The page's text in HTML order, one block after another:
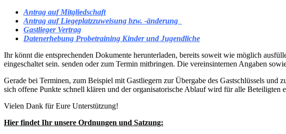
Antrag auf Mitgliedschaft
Antrag auf Liegeplatzzuweisung bzw. -änderung
Gastlieger Vertrag
Datenerhebung Probetraining Kinder und Jugendliche
Ihr könnt die entsprechenden Dokumente herunterladen, bereits soweit wie möglich
eingeschaltet sein. senden oder zum Termin mitbringen. Die vereinsinternen Angaben
Gerade bei Terminen, zum Beispiel mit Gastliegern zur Übergabe des Gastschlüssels
sich offene Punkte schnell klären und der organisatorische Ablauf wird für alle Beteiligten
Vielen Dank für Eure Unterstützung!
Hier findet Ihr unsere Ordnungen und Satzung: